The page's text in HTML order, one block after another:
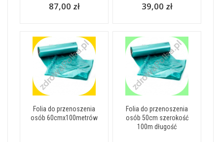
87,00 zł 39,00 zł
Folia do przenoszenia
osób 60cmx100metrów
Folia do przenoszenia
osób 50cm szerokość
100m długość